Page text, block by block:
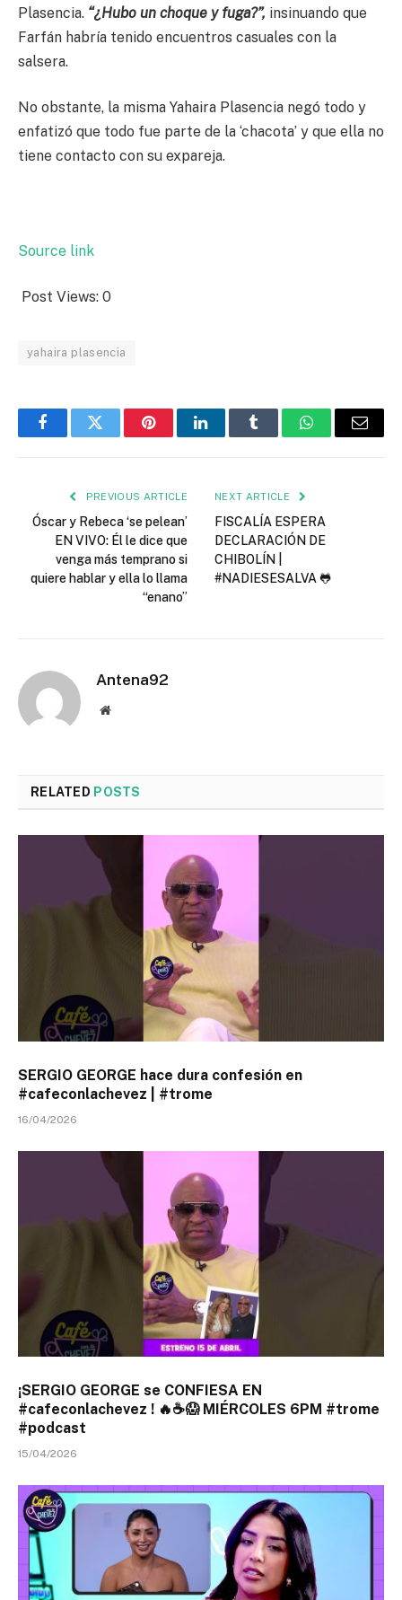
Plasencia. “¿Hubo un choque y fuga?”, insinuando que
Farfán habría tenido encuentros casuales con la
salsera.
No obstante, la misma Yahaira Plasencia negó todo y
enfatizó que todo fue parte de la ‘chacota’ y que ella no
tiene contacto con su expareja.
Source link
Post Views: 0
yahaira plasencia
FacebookTwitter PinterestLinkedInTumblr WhatsAppEmail
PREVIOUS ARTICLE
Óscar y Rebeca ‘se pelean’
EN VIVO: Él le dice que
venga más temprano si
quiere hablar y ella lo llama
“enano”
NEXT ARTICLE
FISCALÍA ESPERA
DECLARACIÓN DE
CHIBOLÍN |
#NADIESESALVA 🐸
Antena92
Website
RELATED POSTS
SERGIO GEORGE hace dura confesión en
#cafeconlachevez | #trome
16/04/2026
¡SERGIO GEORGE se CONFIESA EN
#cafeconlachevez ! 🔥☕😱 MIÉRCOLES 6PM #trome
#podcast
15/04/2026